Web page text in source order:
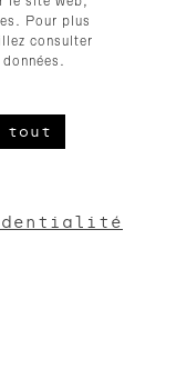
Pour plus
consulter
tout